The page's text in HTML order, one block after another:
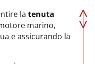
la tenuta
marino,
e assicurando la